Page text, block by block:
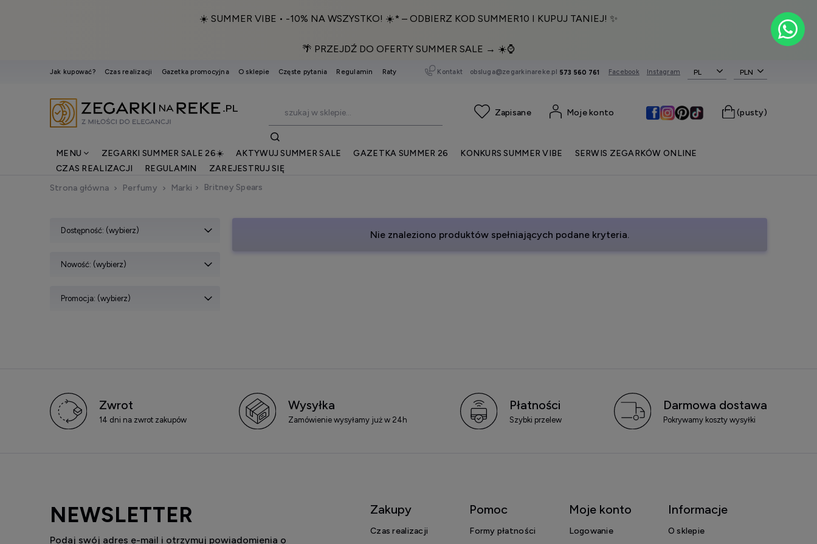
☀️ SUMMER VIBE • -10% NA WSZYSTKO! ☀️* – ODBIERZ KOD SUMMER10 I KUPUJ TANIEJ! ✨
🌴 PRZEJDŹ DO OFERTY SUMMER SALE → ☀️⌚️
Jak kupować? Czas realizacji Gazetka promocyjna O sklepie Częste pytania Regulamin Raty Kontakt obsluga@zegarkinareke.pl 573 560 761 Facebook Instagram PL
(pusty)
Moje konto
MENU ZEGARKI SUMMER SALE 26☀️ AKTYWUJ SUMMER SALE GAZETKA SUMMER 26 KONKURS SUMMER VIBE
SERWIS ZEGARKÓW ONLINE
CZAS REALIZACJI
REGULAMIN
ZAREJESTRUJ SIĘ
Strona główna
Perfumy Marki Britney Spears
Dostępność: (wybierz)
Nowość: (wybierz)
Promocja: (wybierz)
Nie znaleziono produktów spełniających podane kryteria.
Zwrot
14 dni na zwrot zakupów
Wysyłka
Zamówienie wysyłamy już w 24h
Płatności
Szybki przelew
Darmowa dostawa
Pokrywamy koszty wysyłki
NEWSLETTER
Podaj swój adres e-mail i otrzymuj powiadomienia o
Zakupy
Czas realizacji
Pomoc
Formy płatności
Moje konto
Logowanie
Informacje
O sklepie